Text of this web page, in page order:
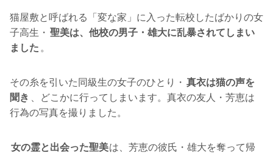
猫屋敷と呼ばれる「変な家」に入った転校したばかりの女
子高生・ 聖美は、他校の男子・雄大に乱暴されてしまい
ました 。
その糸を引いた同級生の女子のひとり・ 真衣は猫の声を
聞き
、どこかに行ってしまいます。真衣の友人・芳恵は
行為の写真を撮りました。
女の霊と出会った聖美は、芳恵の彼氏・雄大を奪って帰